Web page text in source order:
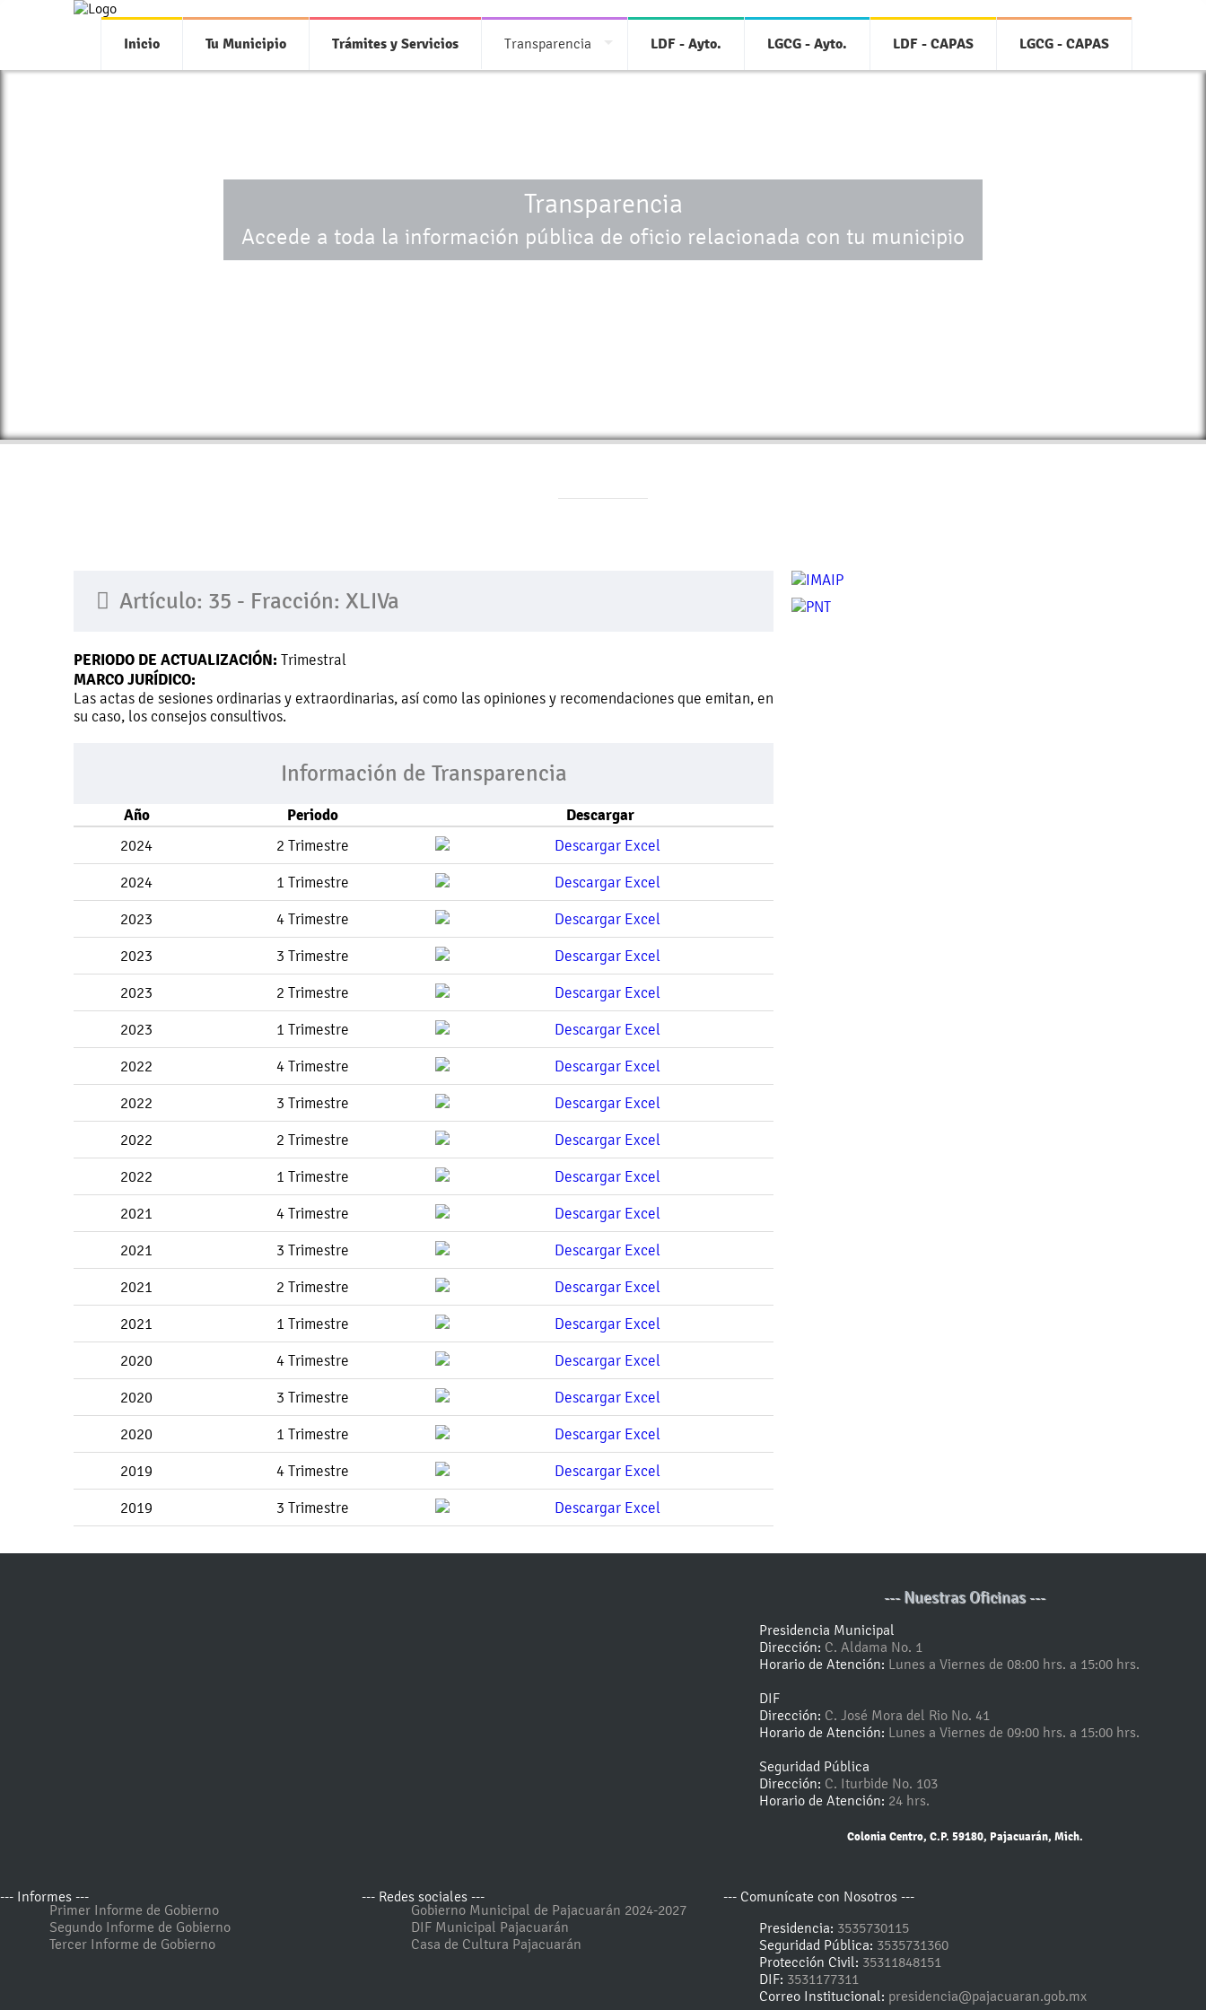
Inicio Tu Municipio Trámites y Servicios Transparencia LDF - Ayto. LGCG - Ayto. LDF - CAPAS LGCG - CAPAS
Transparencia
Accede a toda la información pública de oficio relacionada con tu municipio
Artículo: 35 - Fracción: XLIVa
PERIODO DE ACTUALIZACIÓN: Trimestral
MARCO JURÍDICO:
Las actas de sesiones ordinarias y extraordinarias, así como las opiniones y recomendaciones que emitan, en
su caso, los consejos consultivos.
Información de Transparencia
Año Periodo Descargar
2024 2 Trimestre
2024 1 Trimestre
2023 4 Trimestre
2023 3 Trimestre
2023 2 Trimestre
2023 1 Trimestre
2022 4 Trimestre
2022 3 Trimestre
2022 2 Trimestre
2022 1 Trimestre
2021 4 Trimestre
2021 3 Trimestre
2021 2 Trimestre
2021 1 Trimestre
2020 4 Trimestre
2020 3 Trimestre
2020 1 Trimestre
2019 4 Trimestre
2019 3 Trimestre
--- Nuestras Oficinas ---
Presidencia Municipal
Dirección: C. Aldama No. 1
Horario de Atención: Lunes a Viernes de 08:00 hrs. a 15:00 hrs.
DIF
Dirección: C. José Mora del Rio No. 41
Horario de Atención: Lunes a Viernes de 09:00 hrs. a 15:00 hrs.
Seguridad Pública
Dirección: C. Iturbide No. 103
Horario de Atención: 24 hrs.
Colonia Centro, C.P. 59180, Pajacuarán, Mich.
--- Informes ---
Primer Informe de Gobierno
Segundo Informe de Gobierno
Tercer Informe de Gobierno
--- Redes sociales ---
Gobierno Municipal de Pajacuarán 2024-2027
DIF Municipal Pajacuarán
Casa de Cultura Pajacuarán
--- Comunícate con Nosotros ---
Presidencia: 3535730115
Seguridad Pública: 3535731360
Protección Civil: 35311848151
DIF: 3531177311
Correo Institucional: presidencia@pajacuaran.gob.mx